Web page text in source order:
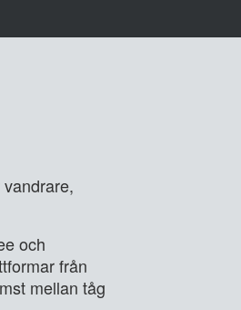
och
från
mellan tåg